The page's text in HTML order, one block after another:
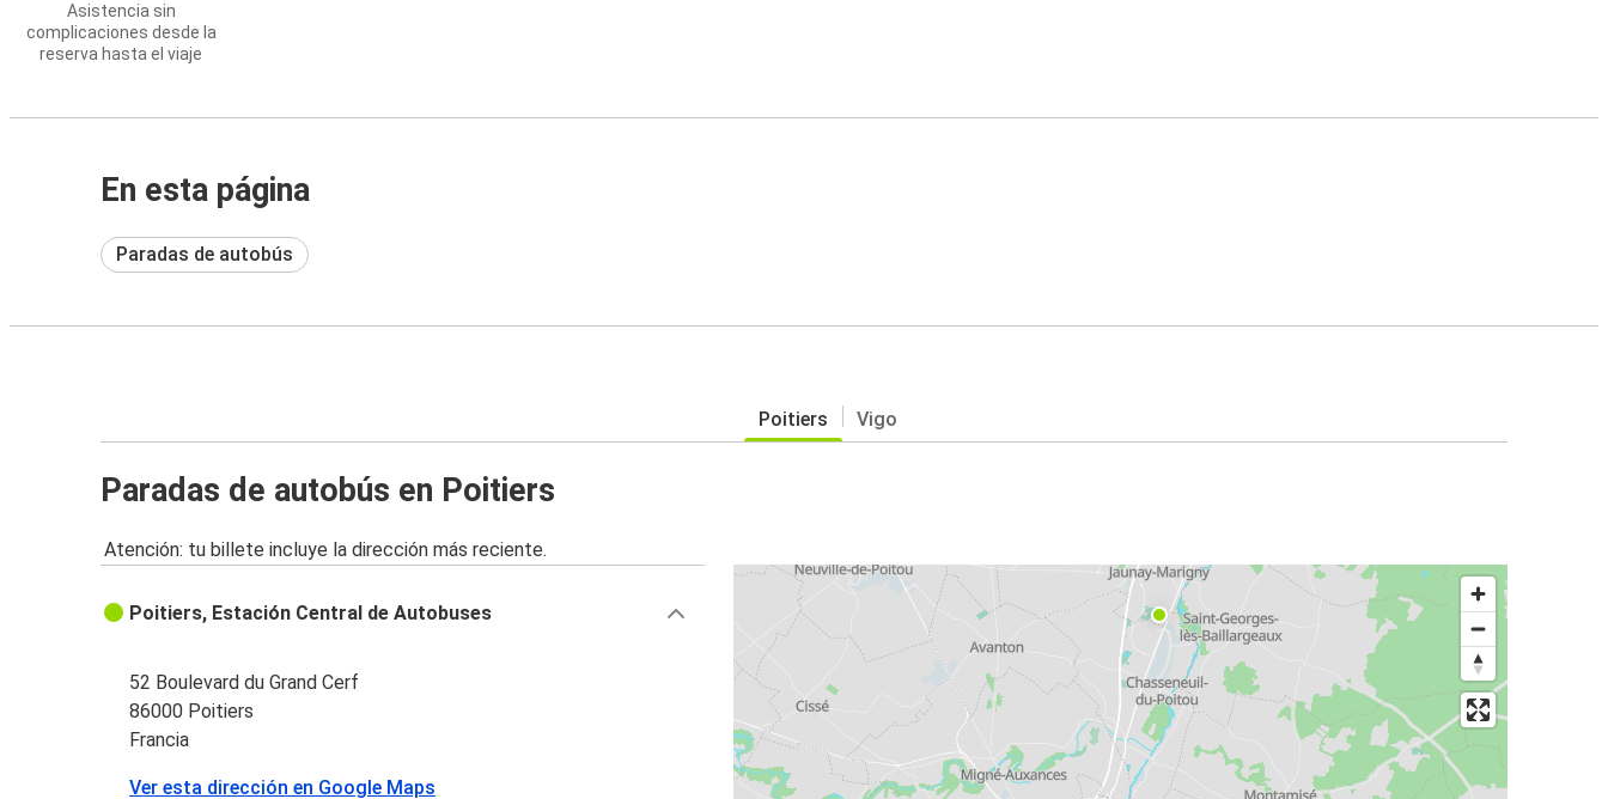
Asistencia sin
complicaciones desde la
reserva hasta el viaje
En esta página
Paradas de autobús
Poitiers Vigo
Paradas de autobús en Poitiers
Atención: tu billete incluye la dirección más reciente.
Poitiers, Estación Central de Autobuses
52 Boulevard du Grand Cerf
86000 Poitiers
Francia
Ver esta dirección en Google Maps